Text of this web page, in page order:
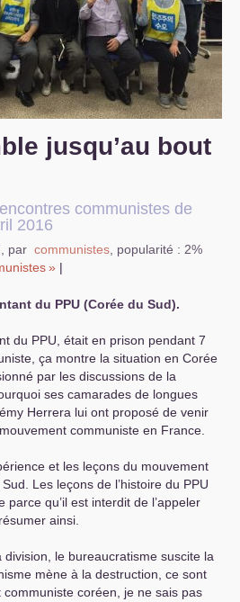
jusqu’au bout
communistes de
2016
par communistes popularité : 2%
» |
du PPU (Corée du Sud).
du PPU , était en prison pendant 7
ça montre la situation en Corée
par les discussions de la
ses camarades de longues
Herrera lui ont proposé de venir
communiste en France.
et les leçons du mouvement
Les leçons de l’histoire du PPU
parce qu’il est interdit de l’appeler
ainsi.
division, le bureaucratisme suscite la
mène à la destruction, ce sont
coréen, je ne sais pas